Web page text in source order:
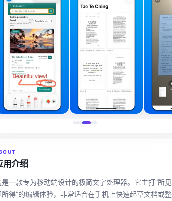
用介绍
是一款专为移动端设计的极简文字处理器。它主打“所见
所得”的编辑体验，非常适合在手机上快速起草文档或整